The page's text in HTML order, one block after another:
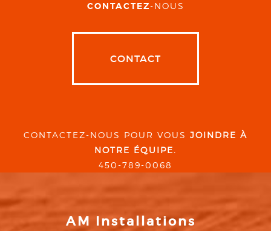
CONTACTEZ-NOUS
CONTACT
CONTACTEZ-NOUS POUR VOUS JOINDRE À
NOTRE ÉQUIPE.
450-789-0068
AM Installations